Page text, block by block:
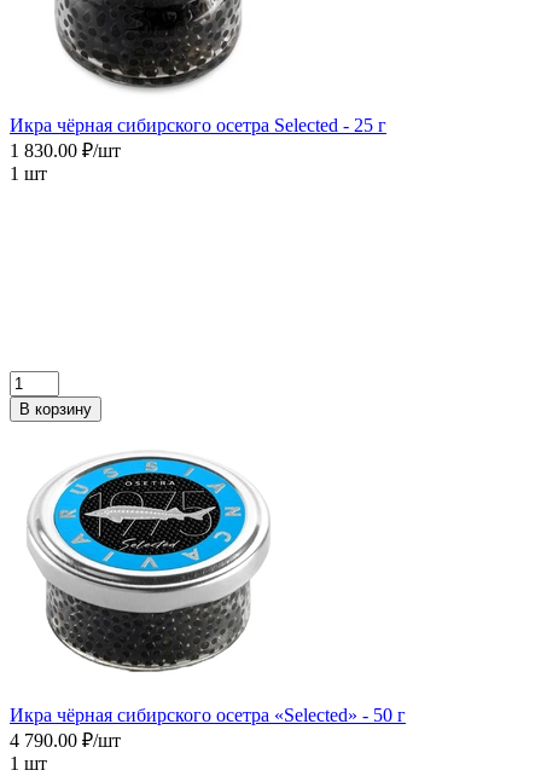
Икра чёрная сибирского осетра Selected - 25 г
1 830.00 ₽/шт
1 шт
В корзину
Икра чёрная сибирского осетра «Selected» - 50 г
4 790.00 ₽/шт
1 шт